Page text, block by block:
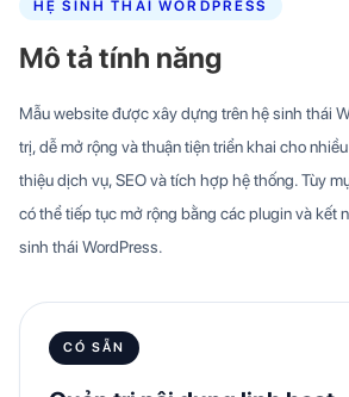
HỆ SINH THÁI WORDPRESS
Mô tả tính năng
Mẫu website được xây dựng trên hệ sinh thái
trị, dễ mở rộng và thuận tiện triển khai cho
thiệu dịch vụ, SEO và tích hợp hệ thống. Tùy
có thể tiếp tục mở rộng bằng các plugin và kết
sinh thái WordPress.
CÓ SẴN